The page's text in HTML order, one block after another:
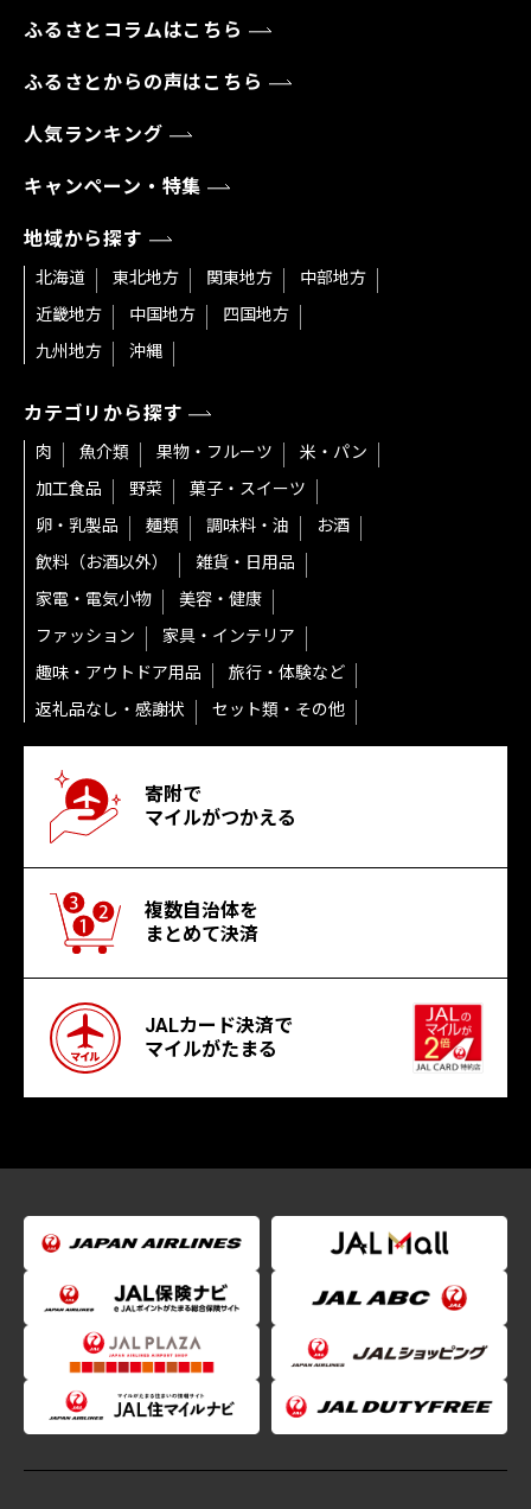
ふるさとコラムはこちら
ふるさとからの声はこちら
人気ランキング
キャンペーン・特集
地域から探す
北海道 東北地方 関東地方
中部地方
近畿地方
中国地方
四国地方
九州地方
沖縄
カテゴリから探す
肉 魚介類 果物・フルーツ
米・パン
加工食品
野菜
菓子・スイーツ
卵・乳製品
麺類 調味料・油
お酒
飲料（お酒以外）
雑貨・日用品
家電・電気小物
美容・健康
ファッション
家具・インテリア
趣味・アウトドア用品
旅行・体験など
返礼品なし・感謝状
セット類・その他
寄附で
マイルがつかえる
複数自治体を
まとめて決済
JALカード決済で
マイルがたまる